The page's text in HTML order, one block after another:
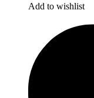
Add to wishlist